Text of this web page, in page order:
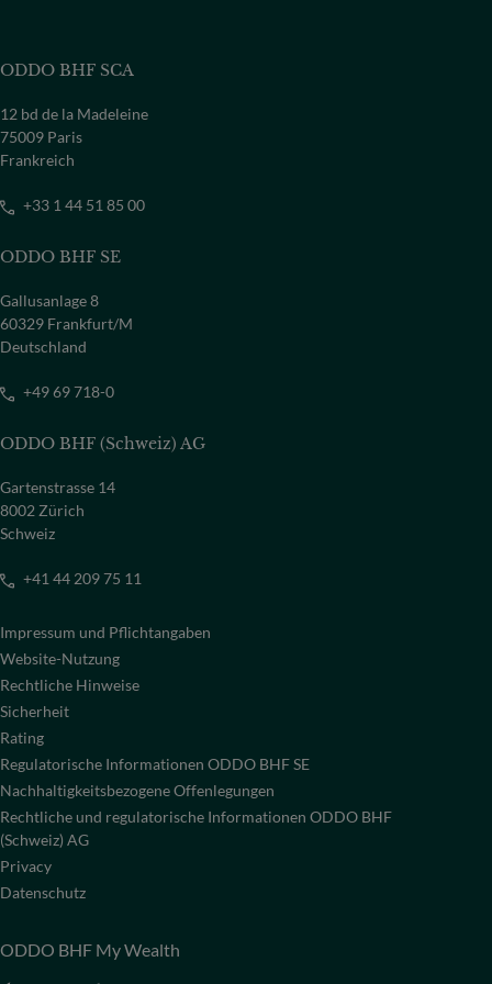
ODDO BHF SCA
12 bd de la Madeleine
75009 Paris
Frankreich
+33 1 44 51 85 00
ODDO BHF SE
Gallusanlage 8
60329 Frankfurt/M
Deutschland
+49 69 718-0
ODDO BHF (Schweiz) AG
Gartenstrasse 14
8002 Zürich
Schweiz
+41 44 209 75 11
Impressum und Pflichtangaben
Website-Nutzung
Rechtliche Hinweise
Sicherheit
Rating
Regulatorische Informationen ODDO BHF SE
Nachhaltigkeitsbezogene Offenlegungen
Rechtliche und regulatorische Informationen ODDO BHF
(Schweiz) AG
Privacy
Datenschutz
ODDO BHF My Wealth